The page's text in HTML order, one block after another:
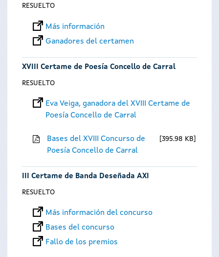
RESUELTO
Más información
Ganadores del certamen
XVIII Certame de Poesía Concello de Carral
RESUELTO
Eva Veiga, ganadora del XVIII Certame de
Poesía Concello de Carral
Bases del XVIII Concurso de
Poesía Concello de Carral
395.98 KB
III Certame de Banda Deseñada AXI
RESUELTO
Más información del concurso
Bases del concurso
Fallo de los premios